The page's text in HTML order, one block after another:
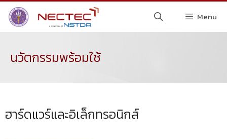
Menu
นวัตกรรมพร้อมใช้
ฮาร์ดแวร์และอิเล็กทรอนิกส์